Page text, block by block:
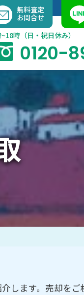
無料査定
お問合せ
時（日・祝日休み）
0120-
します。売却をご